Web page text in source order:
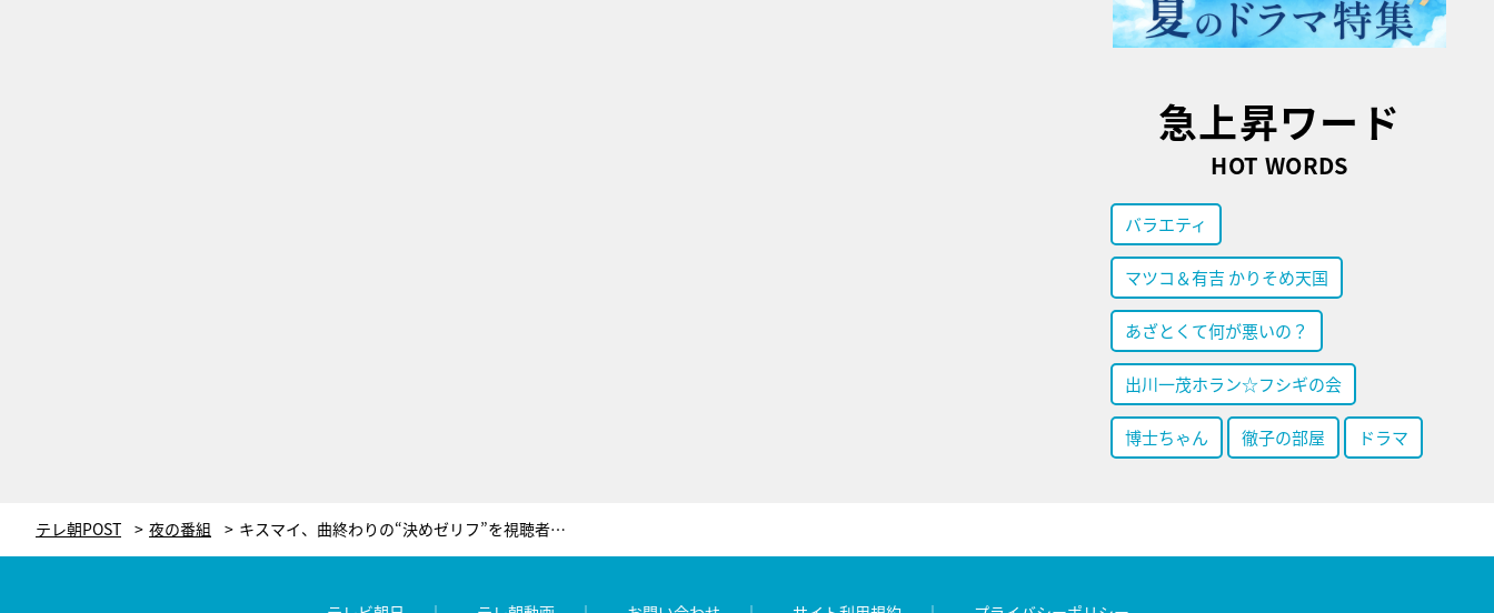
急上昇ワード
HOT WORDS
バラエティ
マツコ＆有吉 かりそめ天国
あざとくて何が悪いの？
出川一茂ホラン☆フシギの会
博士ちゃん 徹子の部屋 ドラマ
テレ朝POST 夜の番組 キスマイ、曲終わりの“決めゼリフ”を視聴者投票で決定！藤ヶ谷「ドキドキですが楽しみです」